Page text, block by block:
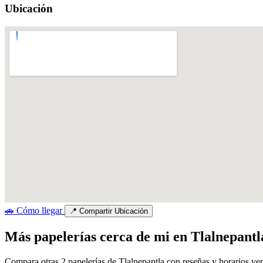
Ubicación
🚗 Cómo llegar 📍 Compartir Ubicación
Más papelerías cerca de mi en